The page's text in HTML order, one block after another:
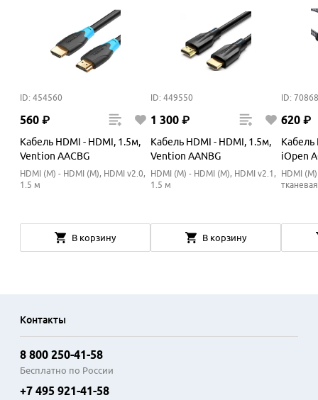
ID: 454560
560 ₽
Кабель HDMI - HDMI, 1.5м,
Vention AACBG
HDMI (M) - HDMI (M), HDMI v2.0,
1.5 м
В корзину
ID: 449550
1 300 ₽
Кабель HDMI - HDMI, 1.5м,
Vention AANBG
HDMI (M) - HDMI (M), HDMI v2.1,
1.5 м
В корзину
ID: 70868
620 ₽
Кабель
iOpen
HDMI
Контакты
8 800 250-41-58
Бесплатно по России
+7 495 921-41-58